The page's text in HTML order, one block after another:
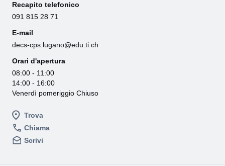
Trova
Chiama
Scrivi
Recapito telefonico
091 815 28 71
E-mail
decs-cps.lugano@edu.ti.ch
Orari d'apertura
08:00 - 11:00
14:00 - 16:00
Venerdì pomeriggio Chiuso